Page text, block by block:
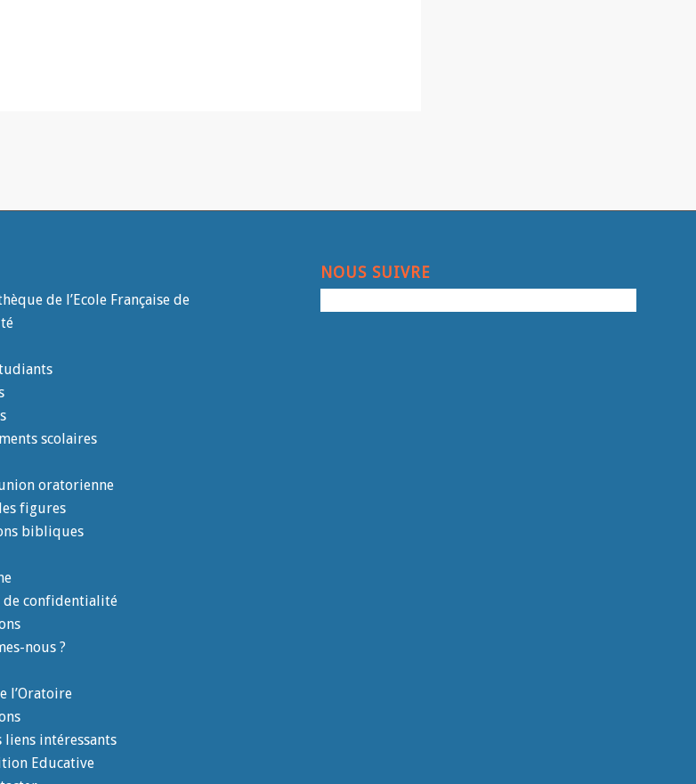
de l’Ecole Française de
scolaires
oratorienne
figures
bibliques
confidentialité
nous ?
l’Oratoire
liens intéressants
Educative
NOUS SUIVRE